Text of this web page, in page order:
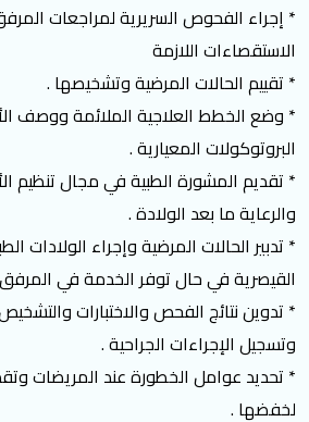
* إجراء الفحوص السريرية لمراجعات
الاستقصاءات اللازمة
* تقييم الحالات المرضية وتشخيصها .
* وضع الخطط العلاجية الملائمة ووصف
البروتوكولات المعيارية .
* تقديم المشورة الطبية في مجال تنظيم
والرعاية ما بعد الولادة .
* تدبير الحالات المرضية وإجراء الولادات
القيصرية في حال توفر الخدمة في المرفق
* تدوين نتائج الفحص والاختبارات
وتسجيل الإجراءات الجراحية .
* تحديد عوامل الخطورة عند المريضات
لخفضها .